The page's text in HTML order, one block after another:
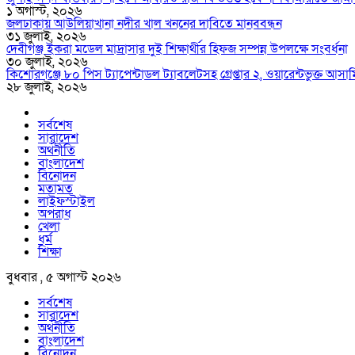
১ অগাস্ট, ২০২৬
জলঢাকায় আউলিয়াখানা নদীর খাল খননের দাবিতে মানববন্ধন
৩১ জুলাই, ২০২৬
দেবীগঞ্জ ইকরা মডেল মাদ্রাসার দুই শিক্ষার্থীর হিফজ সম্পন্ন উপলক্ষে সংবর্ধনা
৩০ জুলাই, ২০২৬
কিশোরগঞ্জে ৮০ পিস ট্যাপেন্টাডল ট্যাবলেটসহ গ্রেপ্তার ২, ওয়ারেন্টভুক্ত
২৮ জুলাই, ২০২৬
সর্বশেষ
সারাদেশ
অর্থনীতি
বাংলাদেশ
বিনোদন
মতামত
লাইফস্টাইল
অপরাধ
খেলা
ধর্ম
শিক্ষা
বুধবার , ৫ অগাস্ট ২০২৬
সর্বশেষ
সারাদেশ
অর্থনীতি
বাংলাদেশ